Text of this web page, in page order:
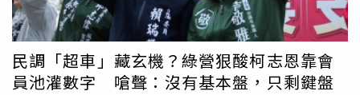
民調「超車」藏玄機？綠營狠酸柯志恩靠會
員池灌數字 嗆聲：沒有基本盤，只剩鍵盤